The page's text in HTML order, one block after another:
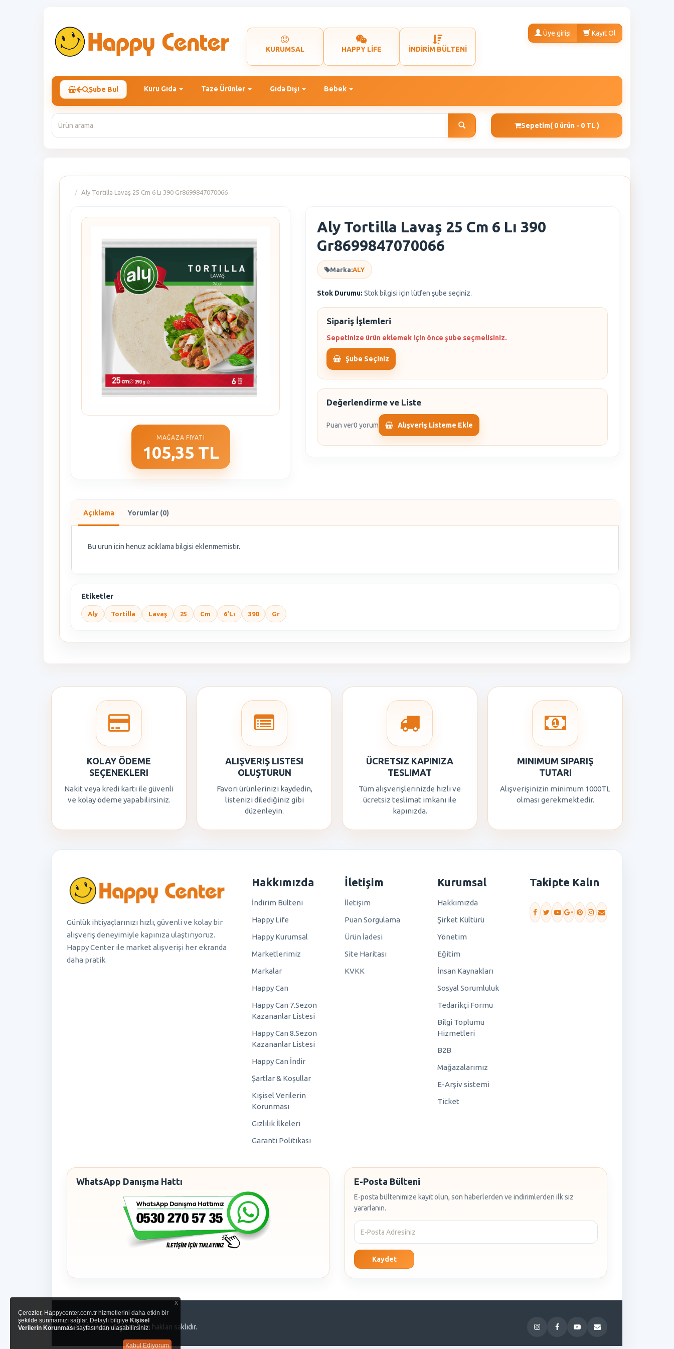
KURUMSAL HAPPY LİFE İNDİRİM BÜLTENİ
Üye girişi Kayıt Ol
Şube Bul Kuru Gıda Taze Ürünler Gıda Dışı Bebek
Sepetim( 0 ürün - 0 TL )
Aly Tortilla Lavaş 25 Cm 6 Lı 390 Gr8699847070066
MAĞAZA FIYATI
105,35 TL
Aly Tortilla Lavaş 25 Cm 6 Lı 390
Gr8699847070066
Marka:ALY
Stok Durumu: Stok bilgisi için lütfen şube seçiniz.
Sipariş İşlemleri
Sepetinize ürün eklemek için önce şube seçmelisiniz.
Şube Seçiniz
Değerlendirme ve Liste
Puan ver0 yorum Alışveriş Listeme Ekle
Açıklama Yorumlar (0)
Bu urun icin henuz aciklama bilgisi eklenmemistir.
Etiketler
Aly Tortilla Lavaş 25 Cm 6'Lı 390 Gr
KOLAY ÖDEME
SEÇENEKLERI
Nakit veya kredi kartı ile güvenli
ve kolay ödeme yapabilirsiniz.
ALIŞVERIŞ LISTESI
OLUŞTURUN
Favori ürünlerinizi kaydedin,
listenizi dilediğiniz gibi
düzenleyin.
ÜCRETSIZ KAPINIZA
TESLIMAT
Tüm alışverişlerinizde hızlı ve
ücretsiz teslimat imkanı ile
kapınızda.
MINIMUM SIPARIŞ
TUTARI
Alışverişinizin minimum 1000TL
olması gerekmektedir.
Günlük ihtiyaçlarınızı hızlı, güvenli ve kolay bir
alışveriş deneyimiyle kapınıza ulaştırıyoruz.
Happy Center ile market alışverişi her ekranda
daha pratik.
Hakkımızda
İndirim Bülteni
Happy Life
Happy Kurumsal
Marketlerimiz
Markalar
Happy Can
Happy Can 7.Sezon
Kazananlar Listesi
Happy Can 8.Sezon
Kazananlar Listesi
Happy Can İndir
Şartlar & Koşullar
Kişisel Verilerin
Korunması
Gizlilik İlkeleri
Garanti Politikası
İletişim
İletişim
Puan Sorgulama
Ürün İadesi
Site Haritası
KVKK
Kurumsal
Hakkımızda
Şirket Kültürü
Yönetim
Eğitim
İnsan Kaynakları
Sosyal Sorumluluk
Tedarikçi Formu
Bilgi Toplumu
Hizmetleri
B2B
Mağazalarımız
E-Arşiv sistemi
Ticket
Takipte Kalın
WhatsApp Danışma Hattı E-Posta Bülteni
E-posta bültenimize kayıt olun, son haberlerden ve indirimlerden ilk siz
yararlanın.
Kaydet
© 2026 Happy Center. Tüm hakları saklıdır.
x
Çerezler, Happycenter.com.tr hizmetlerini daha etkin bir
şekilde sunmamızı sağlar. Detaylı bilgiye Kişisel
Verilerin Korunmasısayfasından ulaşabilirsiniz.
Kabul Ediyorum